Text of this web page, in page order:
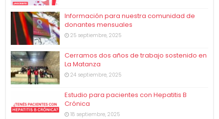
Información para nuestra comunidad de
donantes mensuales
25 septiembre, 2025
Cerramos dos años de trabajo sostenido en
La Matanza
24 septiembre, 2025
Estudio para pacientes con Hepatitis B
Crónica
18 septiembre, 2025